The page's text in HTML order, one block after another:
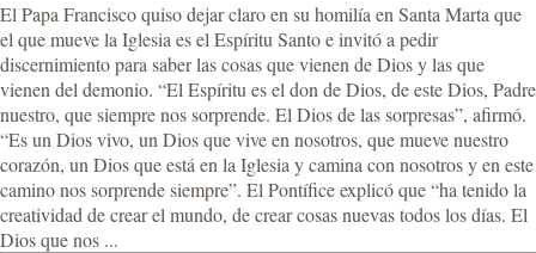
El Papa Francisco quiso dejar claro en su homilía en Santa Marta que
el que mueve la Iglesia es el Espíritu Santo e invitó a pedir
discernimiento para saber las cosas que vienen de Dios y las que
vienen del demonio. “El Espíritu es el don de Dios, de este Dios, Padre
nuestro, que siempre nos sorprende. El Dios de las sorpresas”, afirmó.
“Es un Dios vivo, un Dios que vive en nosotros, que mueve nuestro
corazón, un Dios que está en la Iglesia y camina con nosotros y en este
camino nos sorprende siempre”. El Pontífice explicó que “ha tenido la
creatividad de crear el mundo, de crear cosas nuevas todos los días. El
Dios que nos ...